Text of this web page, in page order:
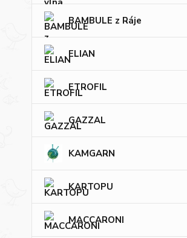
BAMBULE z Ráje
ELIAN
ETROFIL
GAZZAL
KAMGARN
KARTOPU
MACCARONI